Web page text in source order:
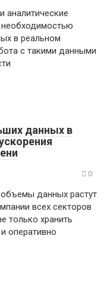
аналитические
в реальном
с такими данными
данных в
0
данных растут
всех секторов
только хранить
оперативно